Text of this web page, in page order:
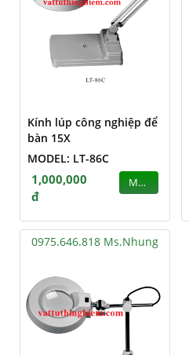
Kính lúp công nghiệp để
bàn 15X
MODEL: LT-86C
1,000,000
đ
MUA
0975.646.818 Ms.Nhung